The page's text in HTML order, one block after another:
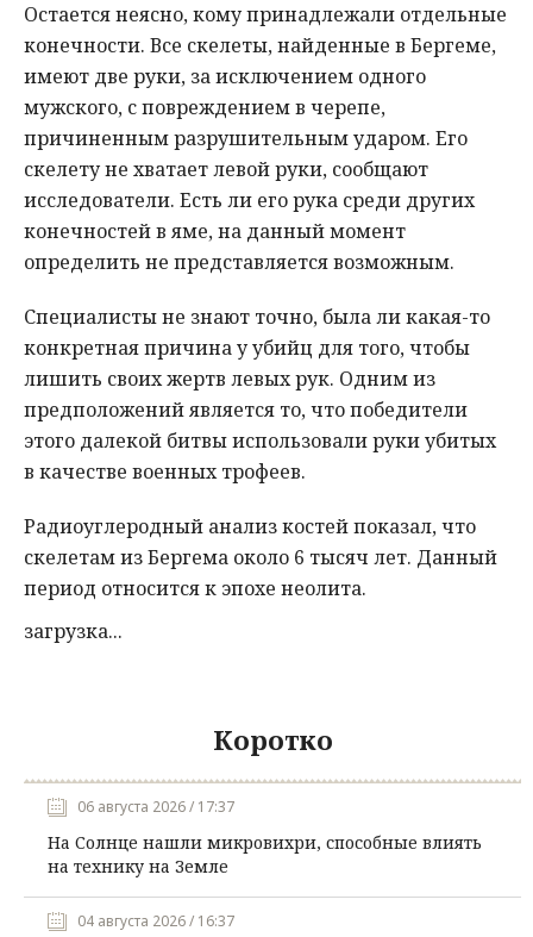
Остается неясно, кому принадлежали отдельные
конечности. Все скелеты, найденные в Бергеме,
имеют две руки, за исключением одного
мужского, с повреждением в черепе,
причиненным разрушительным ударом. Его
скелету не хватает левой руки, сообщают
исследователи. Есть ли его рука среди других
конечностей в яме, на данный момент
определить не представляется возможным.
Специалисты не знают точно, была ли какая-то
конкретная причина у убийц для того, чтобы
лишить своих жертв левых рук. Одним из
предположений является то, что победители
этого далекой битвы использовали руки убитых
в качестве военных трофеев.
Радиоуглеродный анализ костей показал, что
скелетам из Бергема около 6 тысяч лет. Данный
период относится к эпохе неолита.
загрузка...
Коротко
06 августа 2026 / 17:37
На Солнце нашли микровихри, способные влиять
на технику на Земле
04 августа 2026 / 16:37